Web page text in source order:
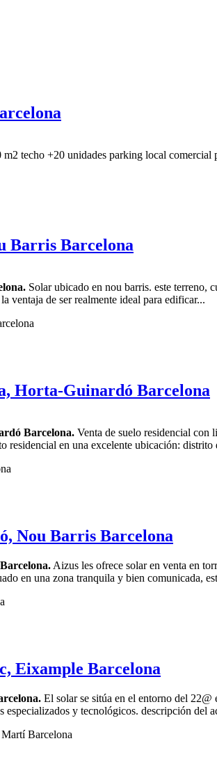
m2 techo +20 unidades parking local
Barris Barcelona
Solar ubicado en nou barris. este terreno,
ventaja de ser realmente ideal para edificar...
Horta-Guinardó Barcelona
Barcelona. Venta de suelo residencial con
residencial en una excelente ubicación: distrito
Nou Barris Barcelona
Aizus les ofrece solar en venta en
en una zona tranquila y bien comunicada,
Eixample Barcelona
El solar se sitúa en el entorno del 22@
especializados y tecnológicos. descripción del